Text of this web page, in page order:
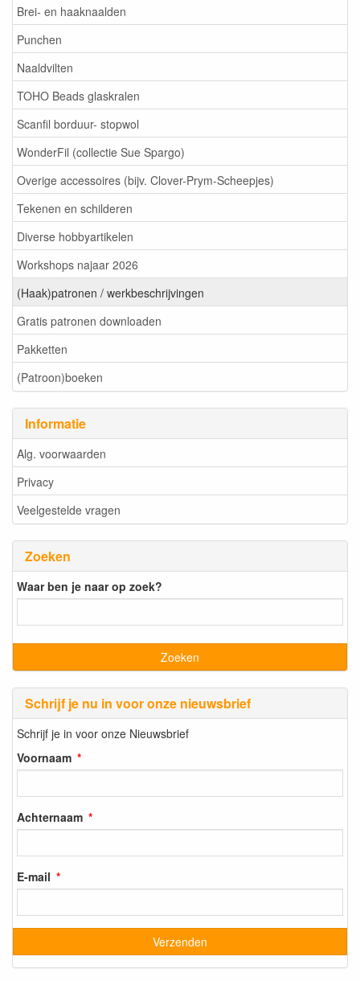
Brei- en haaknaalden
Punchen
Naaldvilten
TOHO Beads glaskralen
Scanfil borduur- stopwol
WonderFil (collectie Sue Spargo)
Overige accessoires (bijv. Clover-Prym-Scheepjes)
Tekenen en schilderen
Diverse hobbyartikelen
Workshops najaar 2026
(Haak)patronen / werkbeschrijvingen
Gratis patronen downloaden
Pakketten
(Patroon)boeken
Informatie
Alg. voorwaarden
Privacy
Veelgestelde vragen
Zoeken
Waar ben je naar op zoek?
Schrijf je nu in voor onze nieuwsbrief
Schrijf je in voor onze Nieuwsbrief
Voornaam
Achternaam
E-mail